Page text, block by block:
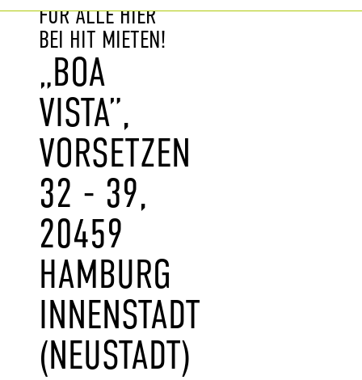
FÜR ALLE HIER
BEI HIT MIETEN!
„BOA
VISTA”,
VORSETZEN
32 - 39,
20459
HAMBURG
INNENSTADT
(NEUSTADT)